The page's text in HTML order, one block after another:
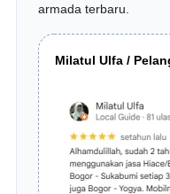
armada terbaru.
Milatul Ulfa /